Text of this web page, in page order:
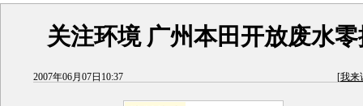
关注环境 广州本田开放废水
2007年06月07日10:37 [我来